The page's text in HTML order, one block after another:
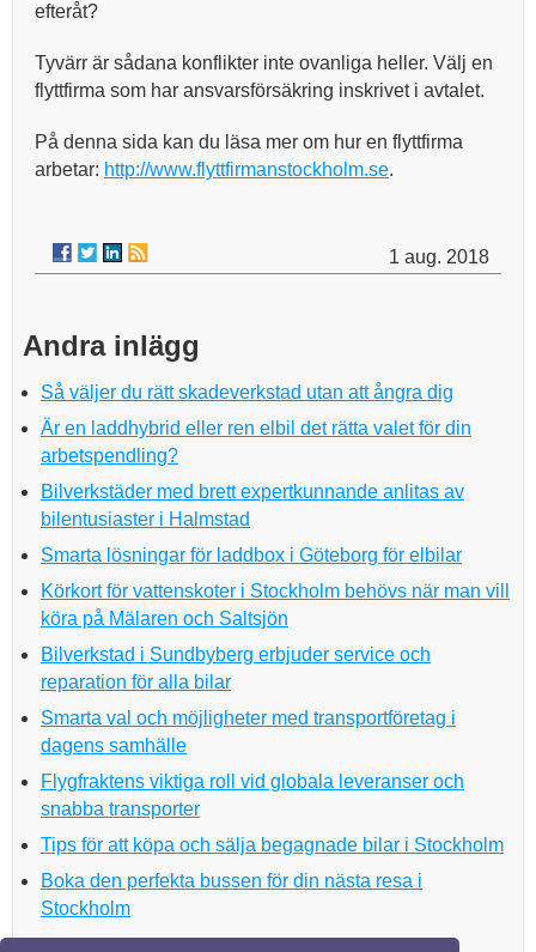
efteråt?
Tyvärr är sådana konflikter inte ovanliga heller. Välj en
flyttfirma som har ansvarsförsäkring inskrivet i avtalet.
På denna sida kan du läsa mer om hur en flyttfirma
arbetar: http://www.flyttfirmanstockholm.se.
1 aug. 2018
Andra inlägg
Så väljer du rätt skadeverkstad utan att ångra dig
Är en laddhybrid eller ren elbil det rätta valet för din
arbetspendling?
Bilverkstäder med brett expertkunnande anlitas av
bilentusiaster i Halmstad
Smarta lösningar för laddbox i Göteborg för elbilar
Körkort för vattenskoter i Stockholm behövs när man vill
köra på Mälaren och Saltsjön
Bilverkstad i Sundbyberg erbjuder service och
reparation för alla bilar
Smarta val och möjligheter med transportföretag i
dagens samhälle
Flygfraktens viktiga roll vid globala leveranser och
snabba transporter
Tips för att köpa och sälja begagnade bilar i Stockholm
Boka den perfekta bussen för din nästa resa i
Stockholm